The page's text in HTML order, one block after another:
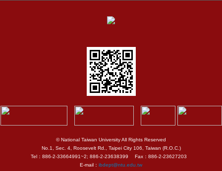
© National Taiwan University All Rights Reserved
No.1, Sec. 4, Roosevelt Rd., Taipei City 106, Taiwan (R.O.C.)
Tel：886-2-33664991~2; 886-2-23638399 Fax：886-2-23627203
E-mail： ibdept@ntu.edu.tw